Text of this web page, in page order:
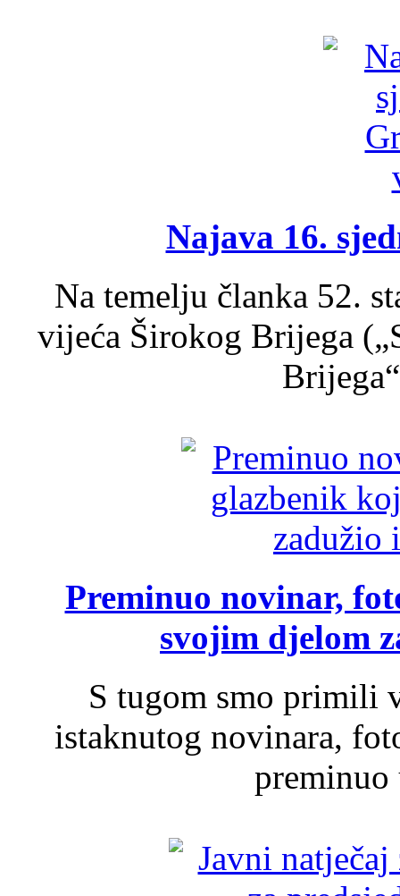
Najava 16.
Na temelju članka 52.
vijeća Širokog Brijega
Preminuo novinar,
svojim djelom
S tugom smo primili
istaknutog novinara,